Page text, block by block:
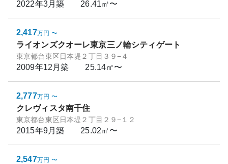
2022年3月築 26.41㎡〜
2,417万円 〜
ライオンズクオーレ東京三ノ輪シティゲート
東京都台東区日本堤２丁目３９−４
2009年12月築 25.14㎡〜
2,777万円 〜
クレヴィスタ南千住
東京都台東区日本堤２丁目２９−１２
2015年9月築 25.02㎡〜
2,547万円 〜